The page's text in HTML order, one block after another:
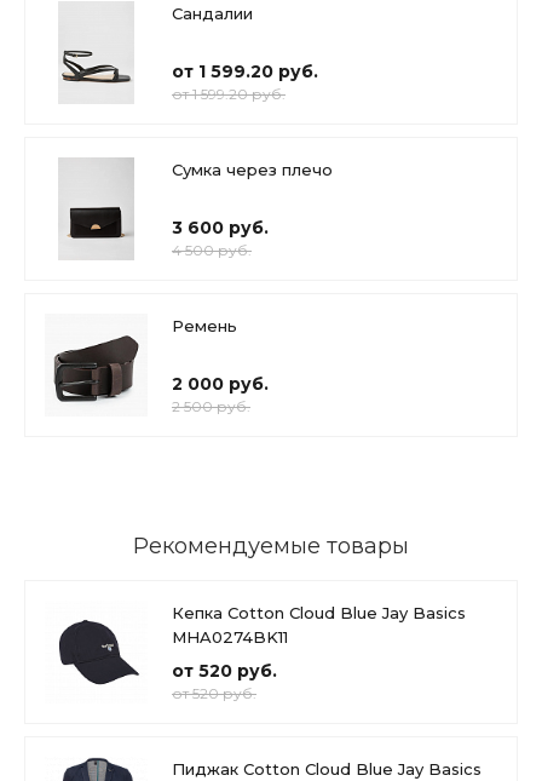
Сандалии
от 1 599.20 руб.
от 1 599.20 руб.
Сумка через плечо
3 600 руб.
4 500 руб.
Ремень
2 000 руб.
2 500 руб.
Рекомендуемые товары
Кепка Cotton Cloud Blue Jay Basics
MHA0274BK11
от 520 руб.
от 520 руб.
Пиджак Cotton Cloud Blue Jay Basics